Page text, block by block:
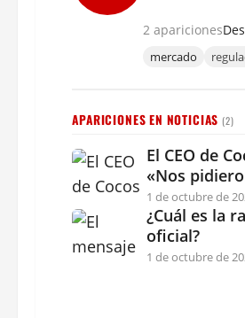
2 apariciones
mercado
APARICIONES EN NOTICIAS (2)
El CEO de
«Nos
1 de octubre de
¿Cuál es la
oficial?
1 de octubre de